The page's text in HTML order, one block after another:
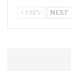
PREV NEXT